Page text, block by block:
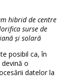
hibrid de centre
surse de
și solară
posibil ca, în
o
datelor la